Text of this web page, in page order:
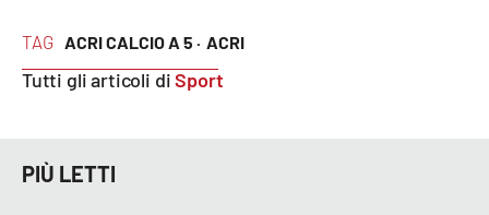
STREAMING
LaC Network
TAG ACRI CALCIO A 5 · ACRI
Tutti gli articoli diSport
PIÙ LETTI